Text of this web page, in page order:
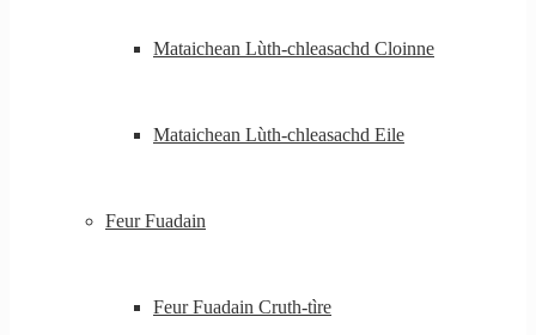
Mataichean Lùth-chleasachd Cloinne
Mataichean Lùth-chleasachd Eile
Feur Fuadain
Feur Fuadain Cruth-tìre